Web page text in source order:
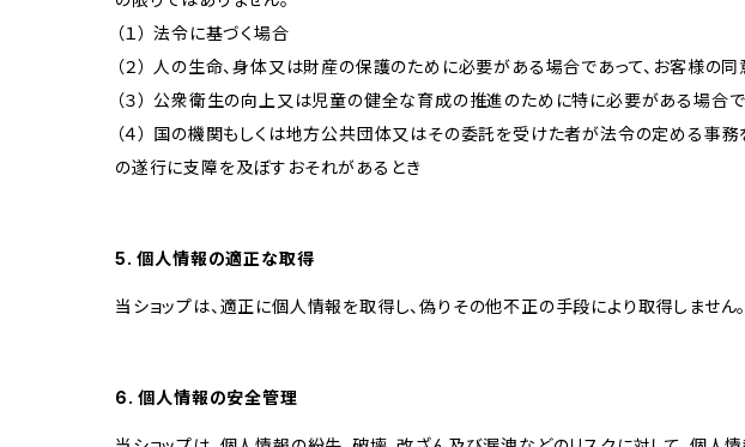
（１） 法令に基づく場合
（２） 人の生命、身体又は財産の保護のために必要がある場合であって、お客様の
（３） 公衆衛生の向上又は児童の健全な育成の推進のために特に必要がある場合
（４） 国の機関もしくは地方公共団体又はその委託を受けた者が法令の定める事
の遂行に支障を及ぼすおそれがあるとき
5. 個人情報の適正な取得
当ショップは、適正に個人情報を取得し、偽りその他不正の手段により取得しません。
6. 個人情報の安全管理